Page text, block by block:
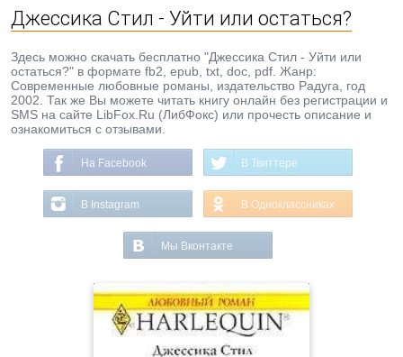
Джессика Стил - Уйти или остаться?
Здесь можно скачать бесплатно "Джессика Стил - Уйти или
остаться?" в формате fb2, epub, txt, doc, pdf. Жанр:
Современные любовные романы, издательство Радуга, год
2002. Так же Вы можете читать книгу онлайн без регистрации и
SMS на сайте LibFox.Ru (ЛибФокс) или прочесть описание и
ознакомиться с отзывами.
На Facebook В Твиттере
В Instagram В Одноклассниках
Мы Вконтакте